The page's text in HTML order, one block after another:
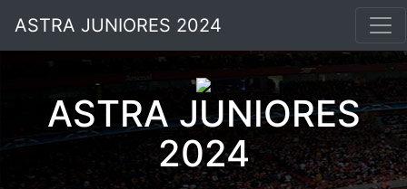
ASTRA JUNIORES 2024
ASTRA JUNIORES
2024